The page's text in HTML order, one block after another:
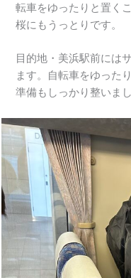
転車をゆったりと置く
桜にもうっとりです。
目的地・美浜駅前には
ます。自転車をゆった
準備もしっかり整いまし